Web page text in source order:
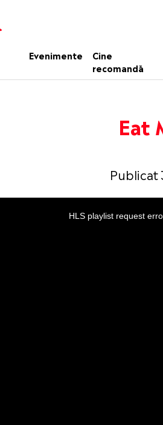
Evenimente
Cine
recomandă
Eat
Publicat
HLS playlist request